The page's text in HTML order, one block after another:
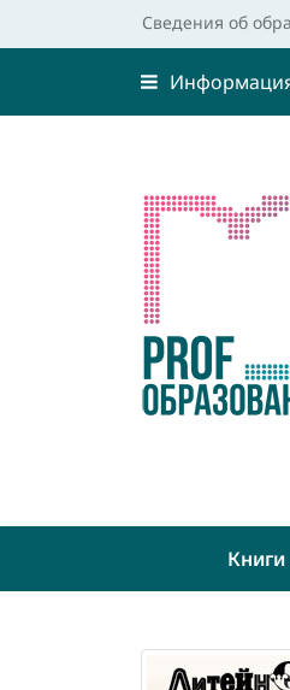
Сведения об
Книги